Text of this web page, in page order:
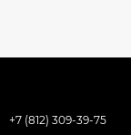
+7 (812) 309-39-75